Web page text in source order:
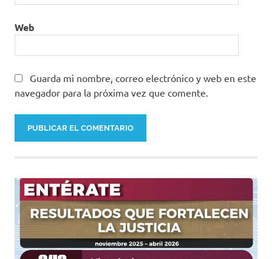
Web
Guarda mi nombre, correo electrónico y web en este
navegador para la próxima vez que comente.